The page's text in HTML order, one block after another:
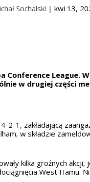
Sochalski | kwi 13,
League.
w drugiej części
1, zakładającą
w składzie
kilka groźnych
West Hamu.